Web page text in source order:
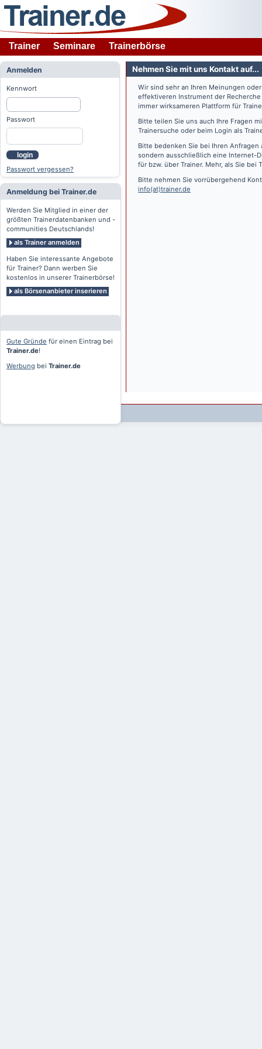
Trainer Seminare Trainerbörse
Anmelden
Kennwort
Passwort
login
Passwort vergessen?
Anmeldung bei Trainer.de
Werden Sie Mitglied in einer der
größten Trainerdatenbanken und -
communities Deutschlands!
als Trainer anmelden
Haben Sie interessante Angebote
für Trainer? Dann werben Sie
kostenlos in unserer Trainerbörse!
als Börsenanbieter inserieren
Gute Gründe für einen Eintrag bei
Trainer.de!
Werbung bei Trainer.de
Nehmen Sie mit uns Kontakt auf...
Wir sind sehr an Ihren Meinungen
effektiveren Instrument der
immer wirksameren Plattform für
Bitte teilen Sie uns auch Ihre Fragen
Trainersuche oder beim Login als
Bitte bedenken Sie bei Ihren
sondern ausschließlich eine Internet-
für bzw. über Trainer. Mehr, als Sie bei
Bitte nehmen Sie vorrübergehend
info(at)trainer.de